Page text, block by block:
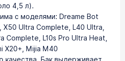
4,5 л).
с моделями: Dreame Bot
X50 Ultra Complete, L40 Ultra,
Complete, L10s Pro Ultra Heat,
X20+, Mijia M40